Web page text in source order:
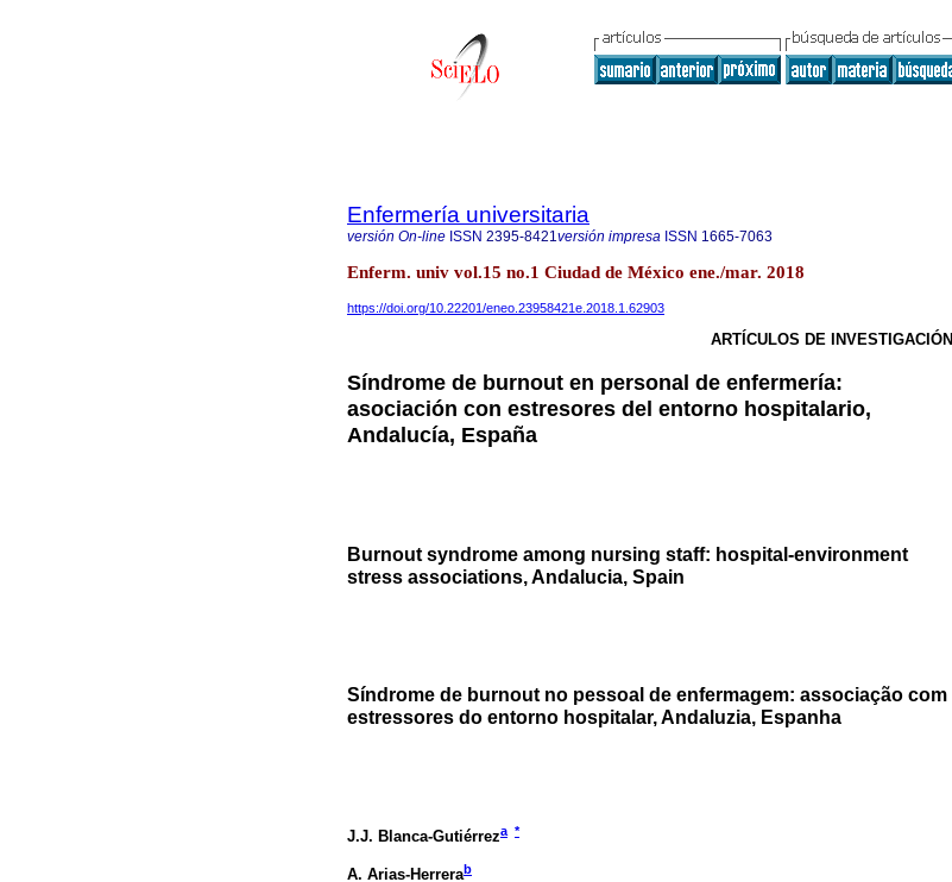
Enfermería universitaria
versión On-line ISSN 2395-8421versión impresa ISSN 1665-7063
Enferm. univ vol.15 no.1 Ciudad de México ene./mar. 2018
https://doi.org/10.22201/eneo.23958421e.2018.1.62903
ARTÍCULOS DE INVESTIGACIÓN
Síndrome de burnout en personal de enfermería:
asociación con estresores del entorno hospitalario,
Andalucía, España
Burnout syndrome among nursing staff: hospital-environment
stress associations, Andalucia, Spain
Síndrome de burnout no pessoal de enfermagem: associação com
estressores do entorno hospitalar, Andaluzia, Espanha
J.J. Blanca-Gutiérreza *
A. Arias-Herrerab